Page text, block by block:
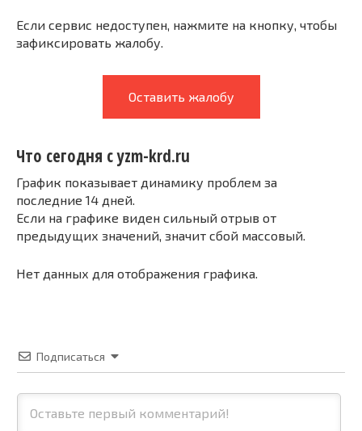
Если сервис недоступен, нажмите на кнопку, чтобы
зафиксировать жалобу.
Оставить жалобу
Что сегодня с yzm-krd.ru
График показывает динамику проблем за
последние 14 дней.
Если на графике виден сильный отрыв от
предыдущих значений, значит сбой массовый.
Нет данных для отображения графика.
Подписаться